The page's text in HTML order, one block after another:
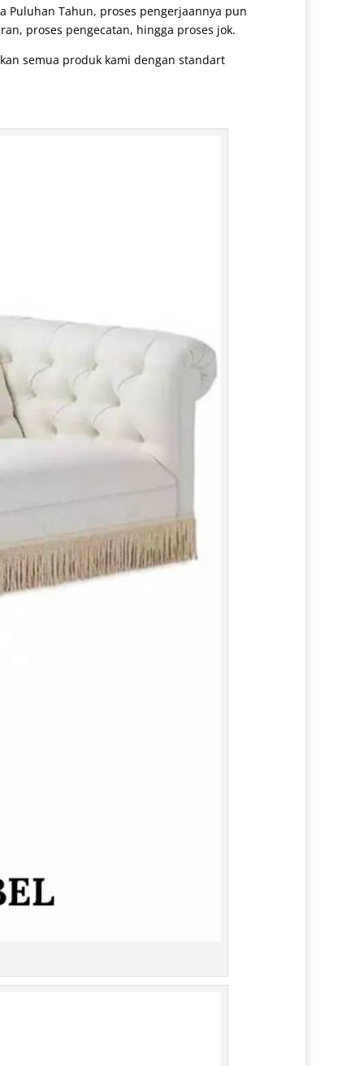
Puluhan Tahun, proses pengerjaannya pun
proses pengecatan, hingga proses jok.
semua produk kami dengan standart